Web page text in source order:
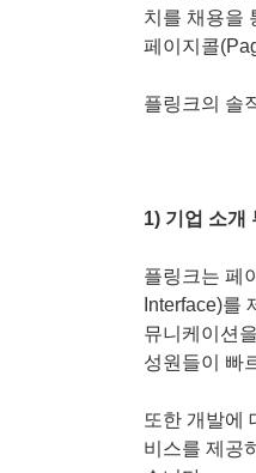
치를 채용을
페이지콜
플링크의 솔
1) 기업 소개
플링크는 페
Interface)를
뮤니케이션
성원들이 빠
또한 개발에
비스를 제공